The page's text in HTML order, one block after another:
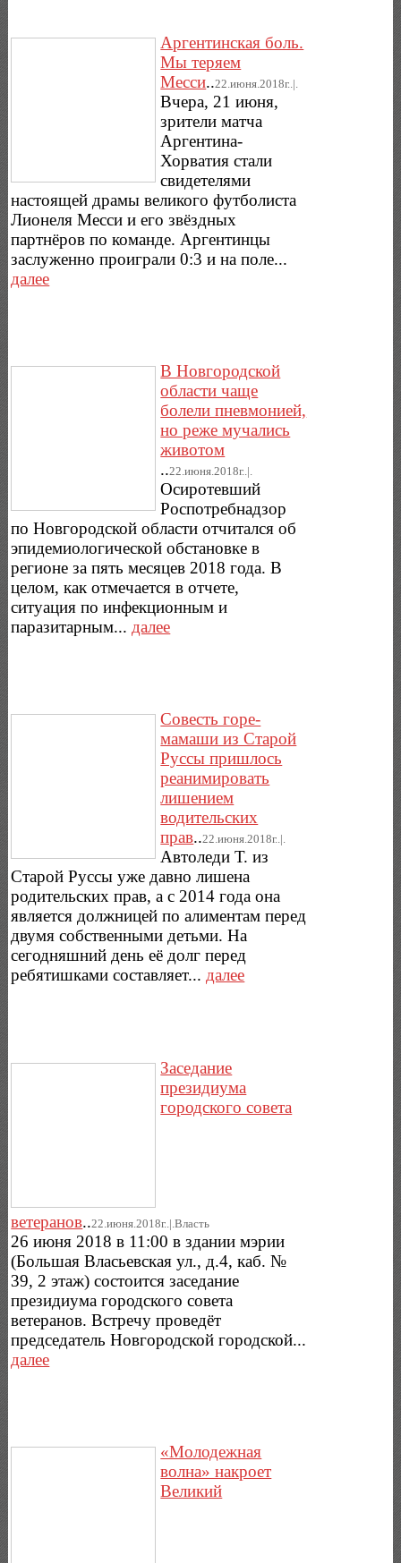
Аргентинская боль.
Мы теряем
Месси..22.июня.2018г..|.
Вчера, 21 июня,
зрители матча
Аргентина-
Хорватия стали
свидетелями
настоящей драмы великого футболиста
Лионеля Месси и его звёздных
партнёров по команде. Аргентинцы
заслуженно проиграли 0:3 и на поле...
далее
В Новгородской
области чаще
болели пневмонией,
но реже мучались
животом
..22.июня.2018г..|.
Осиротевший
Роспотребнадзор
по Новгородской области отчитался об
эпидемиологической обстановке в
регионе за пять месяцев 2018 года. В
целом, как отмечается в отчете,
ситуация по инфекционным и
паразитарным... далее
Совесть горе-
мамаши из Старой
Руссы пришлось
реанимировать
лишением
водительских
прав..22.июня.2018г..|.
Автоледи Т. из
Старой Руссы уже давно лишена
родительских прав, а с 2014 года она
является должницей по алиментам перед
двумя собственными детьми. На
сегодняшний день её долг перед
ребятишками составляет...далее
Заседание
президиума
городского совета
ветеранов..22.июня.2018г..|.Власть
26 июня 2018 в 11:00 в здании мэрии
(Большая Власьевская ул., д.4, каб. №
39, 2 этаж) состоится заседание
президиума городского совета
ветеранов. Встречу проведёт
председатель Новгородской городской...
далее
«Молодежная
волна» накроет
Великий